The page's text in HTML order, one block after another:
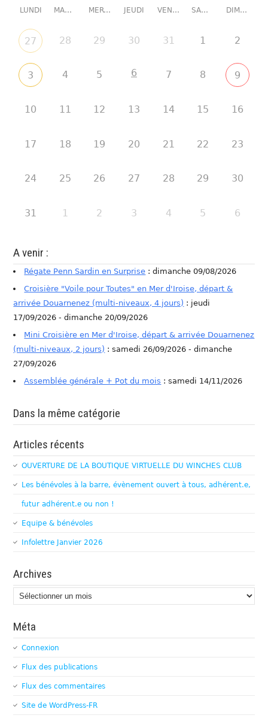
LUNDI MARDI MERCREDI JEUDI VENDREDI SAMEDI DIMANCHE
27 28 29 30 31 1 2
3 4 5 6 7 8 9
10 11 12 13 14 15 16
17 18 19 20 21 22 23
24 25 26 27 28 29 30
31 1 2 3 4 5 6
A venir :
Régate Penn Sardin en Surprise : dimanche 09/08/2026
Croisière "Voile pour Toutes" en Mer d'Iroise, départ &
arrivée Douarnenez (multi-niveaux, 4 jours) : jeudi
17/09/2026 - dimanche 20/09/2026
Mini Croisière en Mer d'Iroise, départ & arrivée Douarnenez
(multi-niveaux, 2 jours) : samedi 26/09/2026 - dimanche
27/09/2026
Assemblée générale + Pot du mois : samedi 14/11/2026
Dans la même catégorie
Articles récents
OUVERTURE DE LA BOUTIQUE VIRTUELLE DU WINCHES CLUB
Les bénévoles à la barre, évènement ouvert à tous, adhérent.e,
futur adhérent.e ou non !
Equipe & bénévoles
Infolettre Janvier 2026
Archives
Archives
Méta
Connexion
Flux des publications
Flux des commentaires
Site de WordPress-FR